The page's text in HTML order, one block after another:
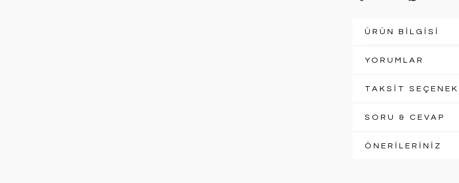
ÜRÜN BİLGİSİ
YORUMLAR
TAKSİT
SORU & CEVAP
ÖNERİLERİNİZ